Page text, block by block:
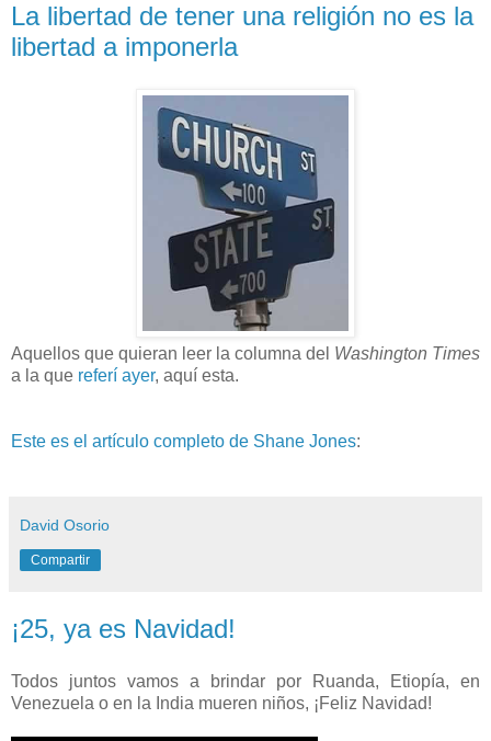
La libertad de tener una religión no es la
libertad a imponerla
Aquellos que quieran leer la columna del Washington Times
a la que referí ayer, aquí esta.
Este es el artículo completo de Shane Jones:
David Osorio
Compartir
¡25, ya es Navidad!
Todos juntos vamos a brindar por Ruanda, Etiopía, en
Venezuela o en la India mueren niños, ¡Feliz Navidad!